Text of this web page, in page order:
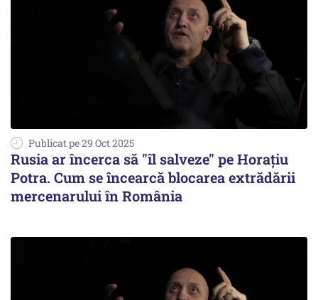
Publicat pe 29 Oct 2025
Rusia ar încerca să "îl salveze" pe Horațiu
Potra. Cum se încearcă blocarea extrădării
mercenarului în România